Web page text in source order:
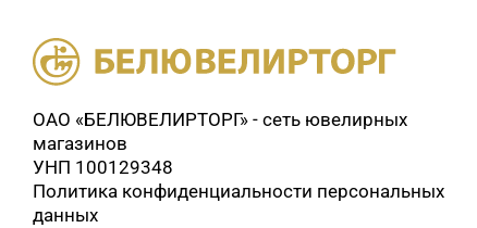
ОАО «БЕЛЮВЕЛИРТОРГ» - сеть ювелирных
магазинов
УНП 100129348
Политика конфиденциальности персональных
данных